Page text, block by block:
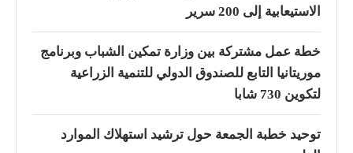
الاستيعابية إلى 200 سرير
خطة عمل مشتركة بين وزارة تمكين الشباب وبرنامج
موريتانيا التابع للصندوق الدولي للتنمية الزراعية
لتكوين 730 شابا
توحيد خطبة الجمعة حول ترشيد استهلاك الموارد